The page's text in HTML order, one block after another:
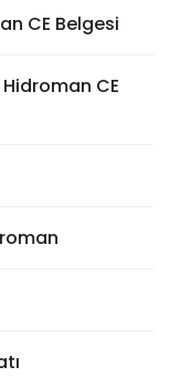
CE Belgesi
CE